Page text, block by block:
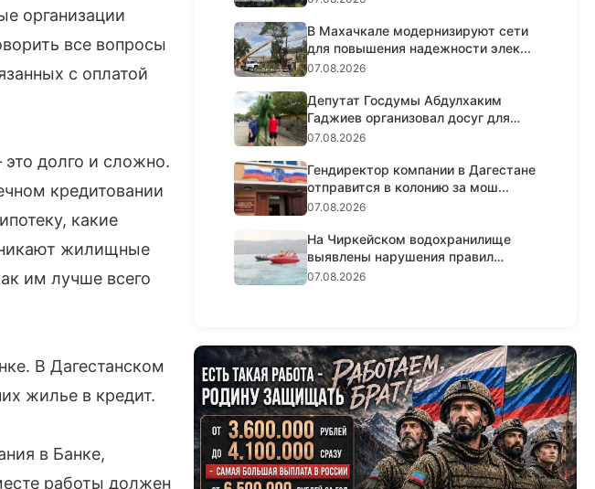
организации
все вопросы
с оплатой
это долго и сложно.
кредитовании
какие
жилищные
им лучше всего
В Дагестанском
жилье в кредит.
в Банке,
работы должен
В Махачкале модернизируют сети
для повышения надежности элек...
07.08.2026
Депутат Госдумы Абдулхаким
Гаджиев организовал досуг для
100...
07.08.2026
Гендиректор компании в Дагестане
отправится в колонию за мош...
07.08.2026
На Чиркейском водохранилище
выявлены нарушения правил
безопа...
07.08.2026